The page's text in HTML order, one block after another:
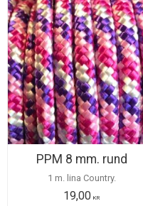
PPM 8 mm. rund
1 m. lina Country.
19,00 KR